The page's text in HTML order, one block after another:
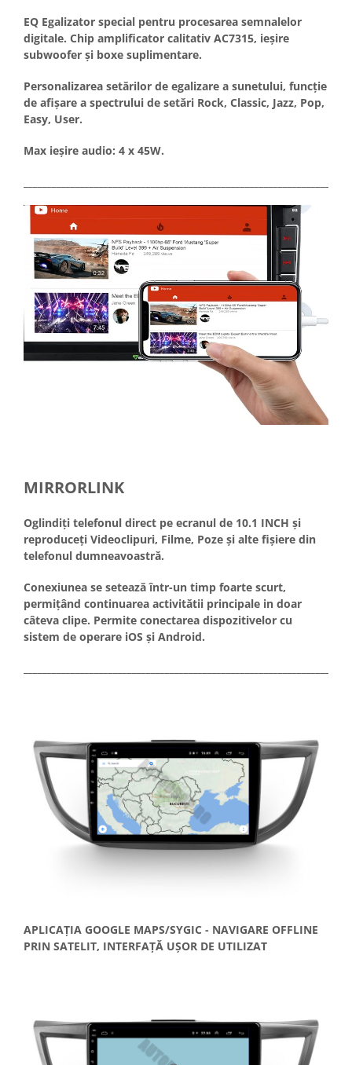
EQ Egalizator special pentru procesarea semnalelor
digitale. Chip amplificator calitativ AC7315, ieșire
subwoofer și boxe suplimentare.
Personalizarea setărilor de egalizare a sunetului, funcție
de afișare a spectrului de setări Rock, Classic, Jazz, Pop,
Easy, User.
Max ieșire audio: 4 x 45W.
MIRRORLINK
Oglindiți telefonul direct pe ecranul de 10.1 INCH și
reproduceți Videoclipuri, Filme, Poze și alte fișiere din
telefonul dumneavoastră.
Conexiunea se setează într-un timp foarte scurt,
permițând continuarea activitătii principale in doar
câteva clipe. Permite conectarea dispozitivelor cu
sistem de operare iOS și Android.
APLICAȚIA GOOGLE MAPS/SYGIC - NAVIGARE OFFLINE
PRIN SATELIT, INTERFAȚĂ UȘOR DE UTILIZAT